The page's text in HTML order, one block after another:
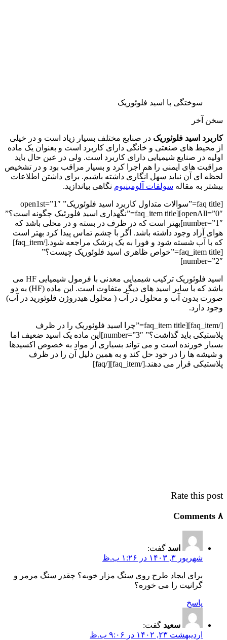
سوختگی با اسید فلوئوریک
سخن آخر
کاربرد اسید فلوئوریک در صنایع مختلف بسیار زیاد است و در خیلی
از محیط های صنعتی و خانگی دارای کاربرد است و بعنوان یک ماده
اولیه در صنایع شیمیایی دارای کاربرد است. ولی در عین حال باید
مراقبت های ایمنی را هم اجرا کرد و بسیار مراقب بود و در تشخیص
لحظه ای آن نباید سهل انگاری داشته باشیم. برای داشتن اطلاعات
بیشتر به مقاله سولفات آلومینیوم نگاهی بیاندازید.
[faq title=”سوالات متداول کاربرد اسید فلوئوریک” open1st=”1″
openAll=”0″][faq_item title=”نگهداری اسید فلورئیک چگونه است؟”
number=”1″]بهتر است که در ظرف در بسته و در محلی باشد که
هوای آزاد وجود داشته باشد. اگر با چشم تماس پیدا کرد بهتر است
که با آب شسته شود و فورا به یک پزشک مراجعه شود.[/faq_item]
[faq_item title=”خواص ظاهری اسید فلوئوریک چیست؟”
number=”2″]
اسید فلوئوریک ترکیب شیمیایی معدنی با فرمول شیمیایی HF می
باشد که با سایر اسید های دیگر متفاوت است. این ماده (HF) به دو
صورت بدون آب و محلول در آب ( محلول هیدروژن فلوئورید در آب)
وجود دارد.
[/faq_item][faq_item title=”چرا اسید فلوئوریک را در ظرف
پلاستیکی باید گذاشت؟” number=”3″]این ماده یک اسید ضعیف اما
بسیار خورنده است و می تواند بسیاری از مواد به خصوص اکسیدها
و شیشه ها را در خود حل کند و به همین دلیل آن را در ظرف
پلاستیکی قرار می دهند.[/faq_item][/faq]
Rate this post
۸ Comments
اسد گفت:
شهریور ۳, ۱۴۰۳ در ۱:۲۶ ب.ظ
برای ایجاد طرح روی سنگ مزار خوبه؟ چقدر سنگ مرمر و
گرانیت را می خوره؟
پاسخ
سعید گفت:
اردیبهشت ۲۳, ۱۴۰۲ در ۹:۰۶ ب.ظ